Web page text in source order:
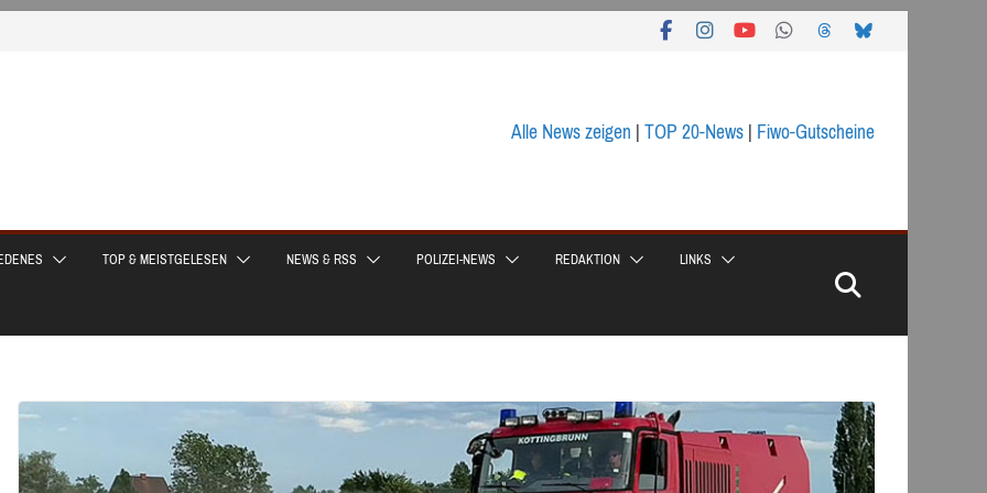
Alle News zeigen|TOP 20-News|Fiwo-Gutscheine
TOP & MEISTGELESEN NEWS & RSS POLIZEI-NEWS REDAKTION LINKS